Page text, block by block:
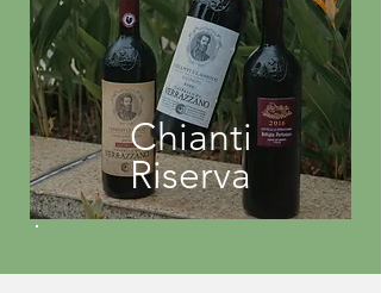
Chianti
Riserva